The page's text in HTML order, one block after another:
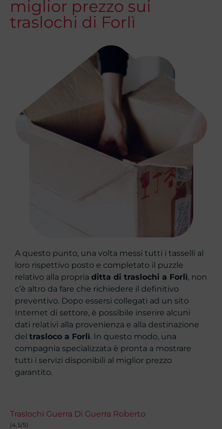
miglior prezzo sui
traslochi di Forlì
A questo punto, una volta messi tutti i tasselli al
loro rispettivo posto e completato il puzzle
relativo alla propria ditta di traslochi a Forlì, non
c’è altro da fare che richiedere il definitivo
preventivo. Dopo essersi collegati ad un sito
Internet di settore, è possibile inserire alcuni
dati relativi alla provenienza e alla destinazione
del trasloco a Forlì. In questo modo, una
compagnia specializzata è pronta a mostrare
tutti i servizi disponibili al miglior prezzo
garantito.
Traslochi Guerra Di Guerra Roberto
(4.5/5)